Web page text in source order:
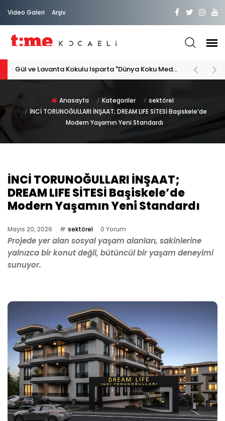
Video Galeri Arşiv
PATİLİ DOSTA HAYATIMIZA "HOŞ GELDİN" DİYORSAK
Anasayfa Kategoriler
sektörel
İNCİ TORUNOĞULLARI İNŞAAT; DREAM LIFE SİTESİ Başiskele’de
Modern Yaşamın Yeni Standardı
İNCİ TORUNOĞULLARI İNŞAAT;
DREAM LIFE SİTESİ Başiskele’de
Modern Yaşamın Yeni Standardı
Mayıs 20, 2026 sektörel 0 Yorum
Projede yer alan sosyal yaşam alanları, sakinlerine
yalnızca bir konut değil, bütüncül bir yaşam deneyimi
sunuyor.